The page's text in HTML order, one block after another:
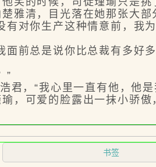
清，目光落在她那张大部
你生产这种情意前，我为
前总是说你比总裁有多好
”
，“我心里一直有他，他是
可爱的脸露出一抹小骄傲
书签